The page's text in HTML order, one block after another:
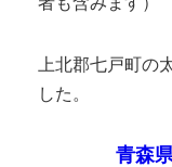
上北郡七戸町の
した。
青森